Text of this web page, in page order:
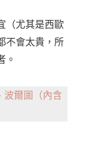
（尤其是西歐
不會太貴，所
。
波爾圖（內含